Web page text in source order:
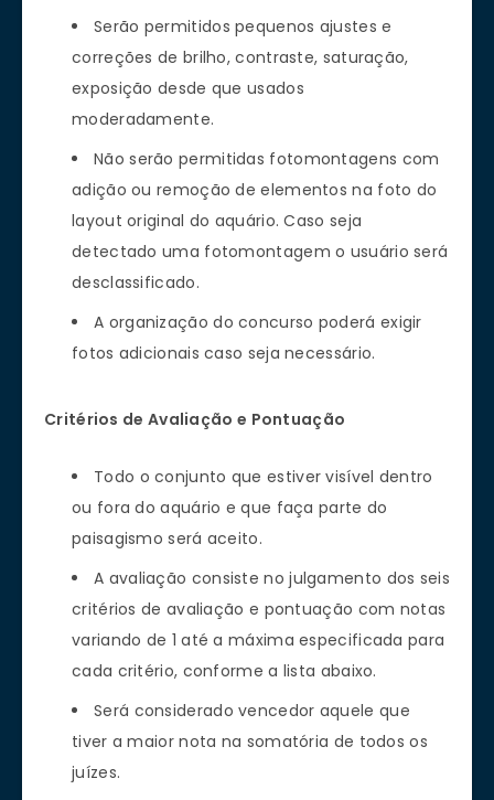
Serão permitidos pequenos ajustes e
correções de brilho, contraste, saturação,
exposição desde que usados
moderadamente.
Não serão permitidas fotomontagens com
adição ou remoção de elementos na foto do
layout original do aquário. Caso seja
detectado uma fotomontagem o usuário será
desclassificado.
A organização do concurso poderá exigir
fotos adicionais caso seja necessário.
Critérios de Avaliação e Pontuação
Todo o conjunto que estiver visível dentro
ou fora do aquário e que faça parte do
paisagismo será aceito.
A avaliação consiste no julgamento dos seis
critérios de avaliação e pontuação com notas
variando de 1 até a máxima especificada para
cada critério, conforme a lista abaixo.
Será considerado vencedor aquele que
tiver a maior nota na somatória de todos os
juízes.